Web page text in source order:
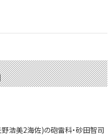
浩美2海佐)の砲雷科・砂田智司